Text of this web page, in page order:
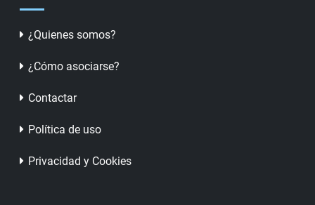
¿Quienes somos?
¿Cómo asociarse?
Contactar
Política de uso
Privacidad y Cookies